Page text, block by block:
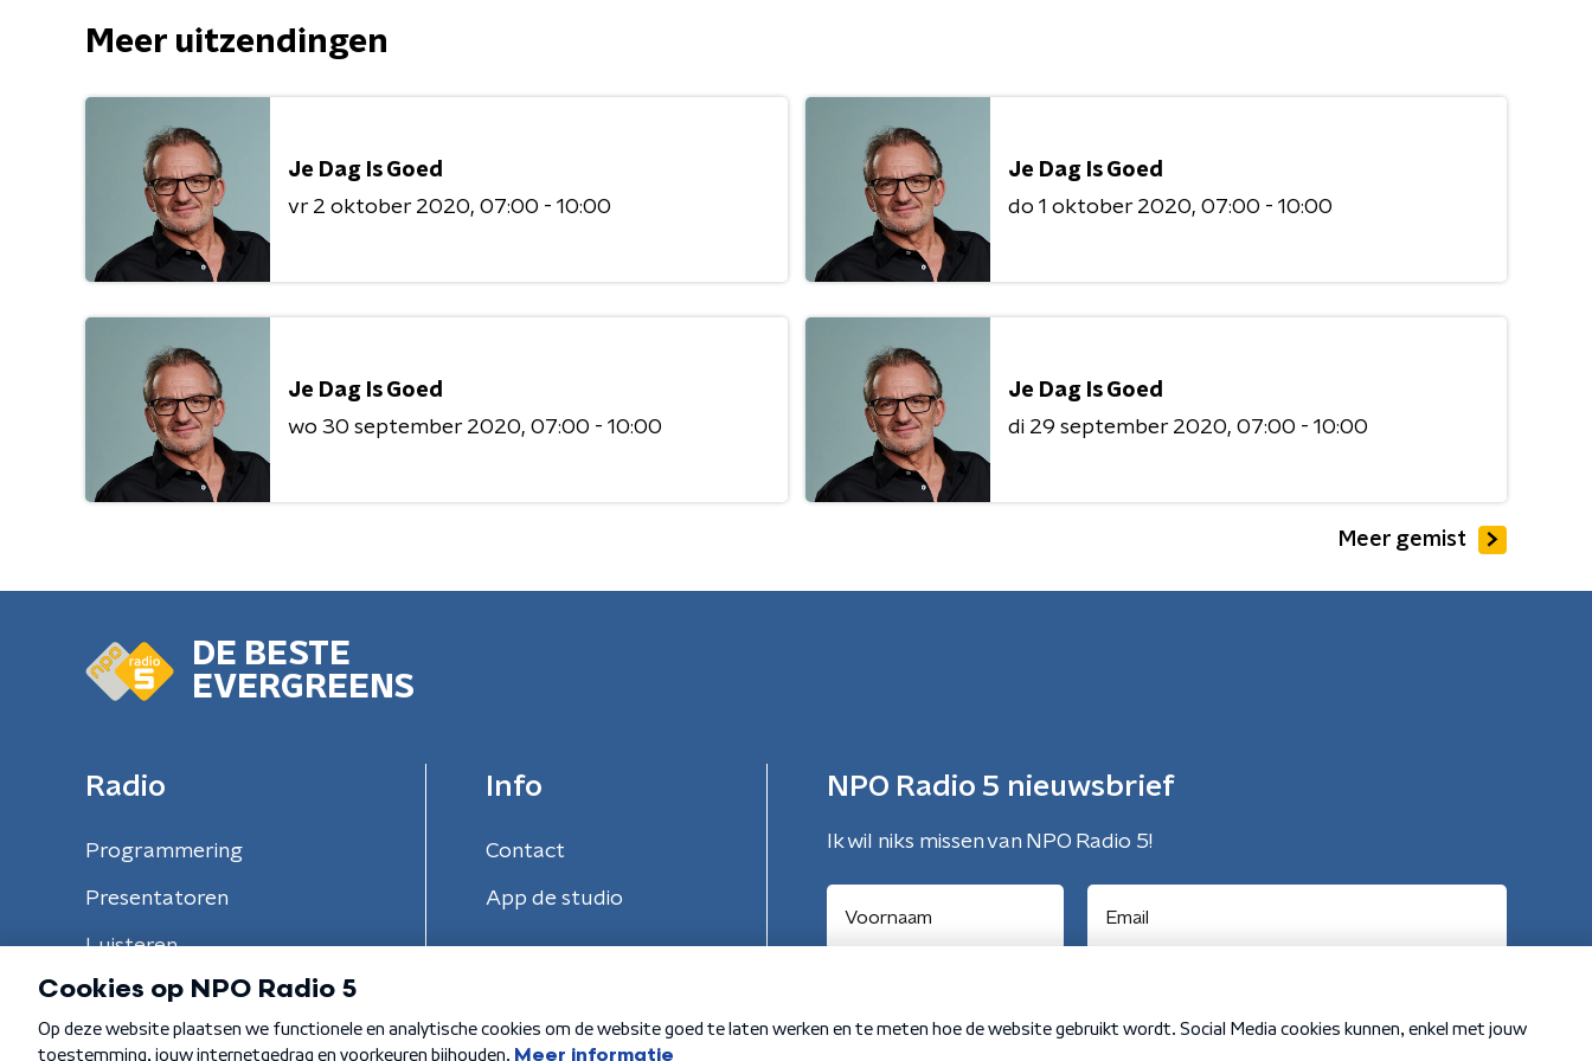
Meer uitzendingen
Je Dag Is Goed
vr 2 oktober 2020 07:00 - 10:00
Je Dag Is Goed
do 1 oktober 2020 07:00 - 10:00
Je Dag Is Goed
wo 30 september 2020 07:00 - 10:00
Je Dag Is Goed
di 29 september 2020 07:00 - 10:00
Meer gemist
DE BESTE
EVERGREENS
Radio
Programmering
Presentatoren
Luisteren
Info
Contact
App de studio
NPO Radio 5 nieuwsbrief
Ik wil niks missen van NPO Radio 5!